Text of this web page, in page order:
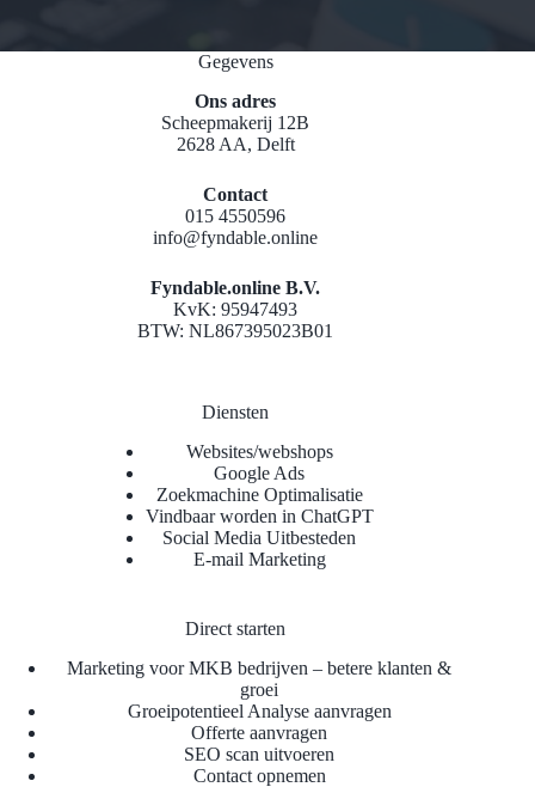
Gegevens
Ons adres
Scheepmakerij 12B
2628 AA, Delft
Contact
015 4550596
info@fyndable.online
Fyndable.online B.V.
KvK: 95947493
BTW: NL867395023B01
Diensten
Websites/webshops
Google Ads
Zoekmachine Optimalisatie
Vindbaar worden in ChatGPT
Social Media Uitbesteden
E-mail Marketing
Direct starten
Marketing voor MKB bedrijven – betere klanten &
groei
Groeipotentieel Analyse aanvragen
Offerte aanvragen
SEO scan uitvoeren
Contact opnemen